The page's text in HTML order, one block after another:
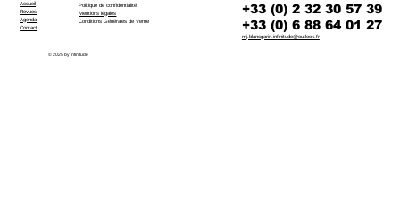
+33 (0) 2 32 30 57 39
+33 (0) 6 88 64 01 27
mj.blancgarin.infinitude@outlook.fr
Politique de confidentialité
Mentions légales
Conditions Générales de Vente
Accueil
Revues
Agenda
Contact
© 2025 by Infinitude